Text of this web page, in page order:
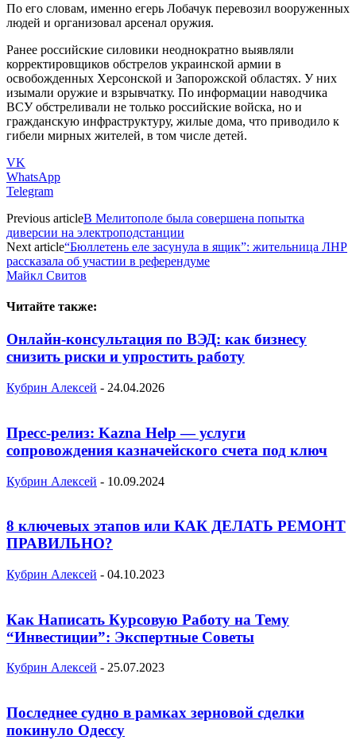
По его словам, именно егерь Лобачук перевозил вооруженных
людей и организовал арсенал оружия.
Ранее российские силовики неоднократно выявляли
корректировщиков обстрелов украинской армии в
освобожденных Херсонской и Запорожской областях. У них
изымали оружие и взрывчатку. По информации наводчика
ВСУ обстреливали не только российские войска, но и
гражданскую инфраструктуру, жилые дома, что приводило к
гибели мирных жителей, в том числе детей.
VK
WhatsApp
Telegram
Previous articleВ Мелитополе была совершена попытка
диверсии на электроподстанции
Next article“Бюллетень еле засунула в ящик”: жительница ЛНР
рассказала об участии в референдуме
Майкл Свитов
Читайте также:
Онлайн-консультация по ВЭД: как бизнесу
снизить риски и упростить работу
Кубрин Алексей - 24.04.2026
Пресс-релиз: Kazna Help — услуги
сопровождения казначейского счета под ключ
Кубрин Алексей - 10.09.2024
8 ключевых этапов или КАК ДЕЛАТЬ РЕМОНТ
ПРАВИЛЬНО?
Кубрин Алексей - 04.10.2023
Как Написать Курсовую Работу на Тему
“Инвестиции”: Экспертные Советы
Кубрин Алексей - 25.07.2023
Последнее судно в рамках зерновой сделки
покинуло Одессу